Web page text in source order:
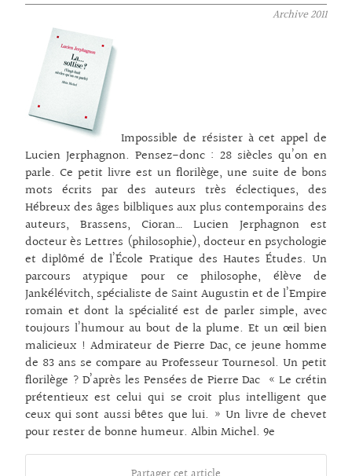
Archive2011
Impossible de résister à cet appel de
Lucien Jerphagnon. Pensez-donc : 28 siècles qu’on en
parle. Ce petit livre est un florilège, une suite de bons
mots écrits par des auteurs très éclectiques, des
Hébreux des âges bilbliques aux plus contemporains des
auteurs, Brassens, Cioran… Lucien Jerphagnon est
docteur ès Lettres (philosophie), docteur en psychologie
et diplômé de l’École Pratique des Hautes Études. Un
parcours atypique pour ce philosophe, élève de
Jankélévitch, spécialiste de Saint Augustin et de l’Empire
romain et dont la spécialité est de parler simple, avec
toujours l’humour au bout de la plume. Et un œil bien
malicieux ! Admirateur de Pierre Dac, ce jeune homme
de 83 ans se compare au Professeur Tournesol. Un petit
florilège ? D’après les Pensées de Pierre Dac « Le crétin
prétentieux est celui qui se croit plus intelligent que
ceux qui sont aussi bêtes que lui. » Un livre de chevet
pour rester de bonne humeur. Albin Michel. 9e